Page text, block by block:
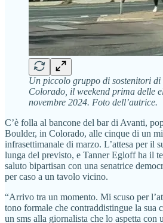
Un piccolo gruppo di sostenitori
Colorado, il weekend prima delle
novembre 2024. Foto dell’autrice.
C’è folla al bancone del bar di Avanti,
Boulder, in Colorado, alle cinque di un
infrasettimanale di marzo. L’attesa per il
lunga del previsto, e Tanner Egloff ha il
saluto bipartisan con una senatrice
per caso a un tavolo vicino.
“Arrivo tra un momento. Mi scuso per
tono formale che contraddistingue la sua
un sms alla giornalista che lo aspetta con